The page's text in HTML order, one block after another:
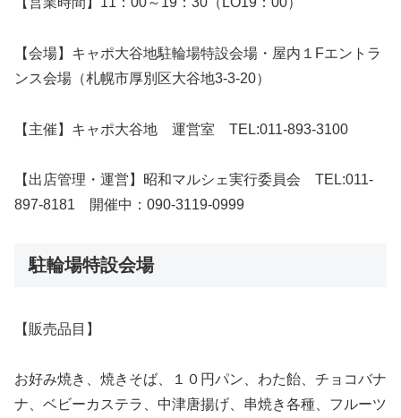
【会場】キャポ大谷地駐輪場特設会場・屋内１Fエントラ
ンス会場（札幌市厚別区大谷地3-3-20）
【主催】キャポ大谷地 運営室 TEL:011-893-3100
【出店管理・運営】昭和マルシェ実行委員会 TEL:011-
897-8181 開催中：090-3119-0999
駐輪場特設会場
【販売品目】
お好み焼き、焼きそば、１０円パン、わた飴、チョコバナ
ナ、ベビーカステラ、中津唐揚げ、串焼き各種、フルーツ